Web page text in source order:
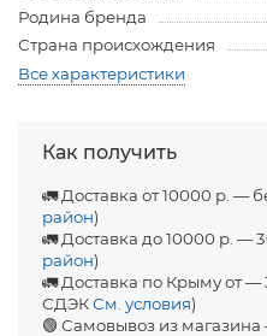
Родина бренда
Страна происхождения
Все характеристики
Как получить
🚛 Доставка от 10000 р. —
район)
🚛 Доставка до 10000 р. —
район)
🚛 Доставка по Крыму от
СДЭКСм. условия)
🟢 Самовывоз из